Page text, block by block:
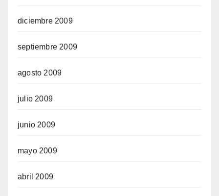
diciembre 2009
septiembre 2009
agosto 2009
julio 2009
junio 2009
mayo 2009
abril 2009